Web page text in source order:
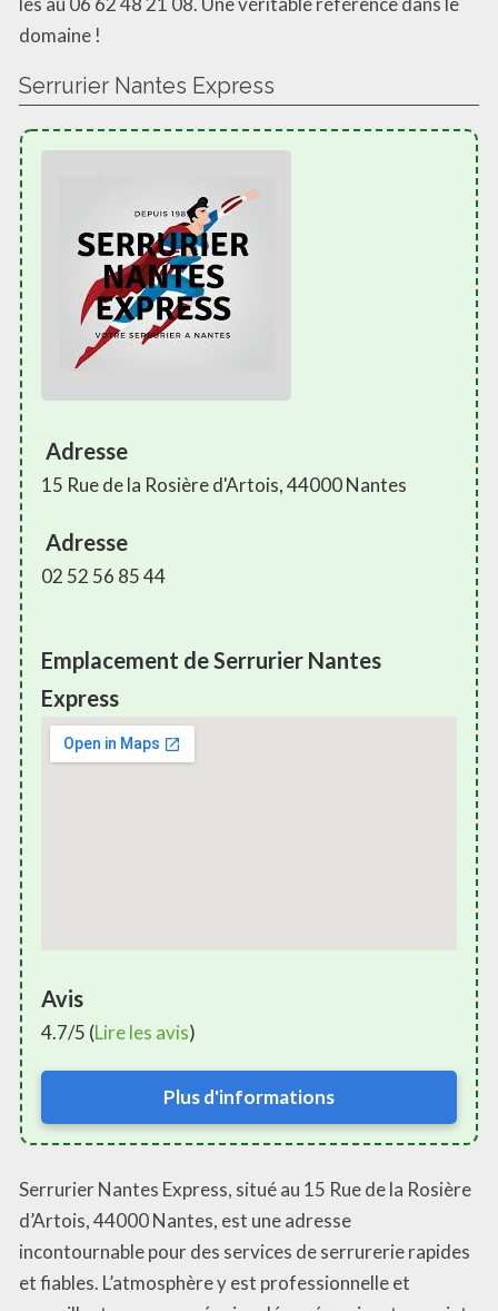
domaine !
Serrurier Nantes Express
Adresse
15 Rue de la Rosière d'Artois, 44000 Nantes
Adresse
02 52 56 85 44
Emplacement de Serrurier Nantes
Express
Avis
4.7/5 (Lire les avis)
Plus d'informations
Serrurier Nantes Express, situé au 15 Rue de la Rosière
d’Artois, 44000 Nantes, est une adresse
incontournable pour des services de serrurerie rapides
et fiables. L’atmosphère y est professionnelle et